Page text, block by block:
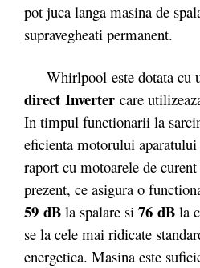
pot juca langa masina de
supravegheati permanent.
Whirlpool este dotata cu
direct Inverter care
In timpul functionarii la
eficienta motorului
raport cu motoarele de
prezent, ce asigura o
59 dB la spalare si 76 dB la
se la cele mai ridicate
energetica. Masina este